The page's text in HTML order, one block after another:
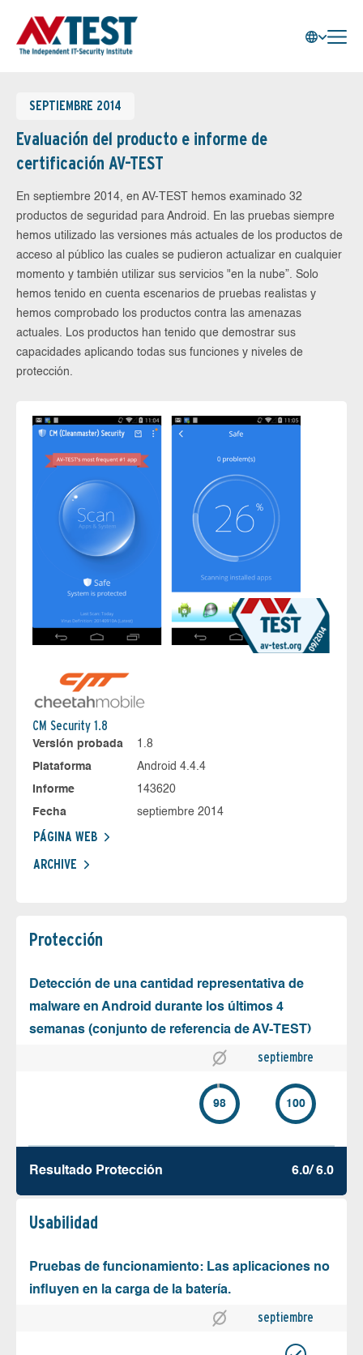
SEPTIEMBRE 2014
Evaluación del producto e informe de
certificación AV-TEST
En septiembre 2014, en AV-TEST hemos examinado 32
productos de seguridad para Android. En las pruebas siempre
hemos utilizado las versiones más actuales de los productos de
acceso al público las cuales se pudieron actualizar en cualquier
momento y también utilizar sus servicios "en la nube”. Solo
hemos tenido en cuenta escenarios de pruebas realistas y
hemos comprobado los productos contra las amenazas
actuales. Los productos han tenido que demostrar sus
capacidades aplicando todas sus funciones y niveles de
protección.
CM Security 1.8
Versión probada
1.8
Plataforma
Android 4.4.4
Informe
143620
Fecha
septiembre 2014
PÁGINA WEB
ARCHIVE
Protección
Detección de una cantidad representativa de
malware en Android durante los últimos 4
semanas (conjunto de referencia de AV-TEST)
septiembre
98 100
Resultado Protección 6.0/ 6.0
Usabilidad
Pruebas de funcionamiento: Las aplicaciones no
influyen en la carga de la batería.
septiembre